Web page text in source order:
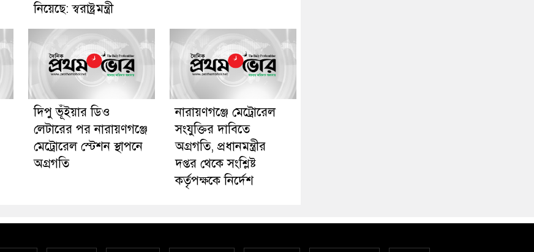
নিয়েছে: স্বরাষ্ট্রমন্ত্রী
দিপু ভূঁইয়ার ডিও
লেটারের পর নারায়ণগঞ্জে
মেট্রোরেল স্টেশন স্থাপনে
অগ্রগতি
নারায়ণগঞ্জে মেট্রোরেল
সংযুক্তির দাবিতে
অগ্রগতি, প্রধানমন্ত্রীর
দপ্তর থেকে সংশ্লিষ্ট
কর্তৃপক্ষকে নির্দেশ